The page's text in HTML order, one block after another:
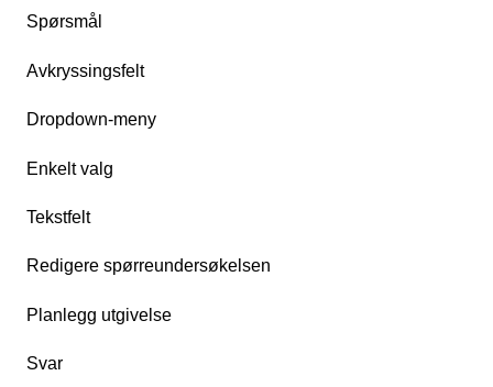
Spørsmål
Avkryssingsfelt
Dropdown-meny
Enkelt valg
Tekstfelt
Redigere spørreundersøkelsen
Planlegg utgivelse
Svar